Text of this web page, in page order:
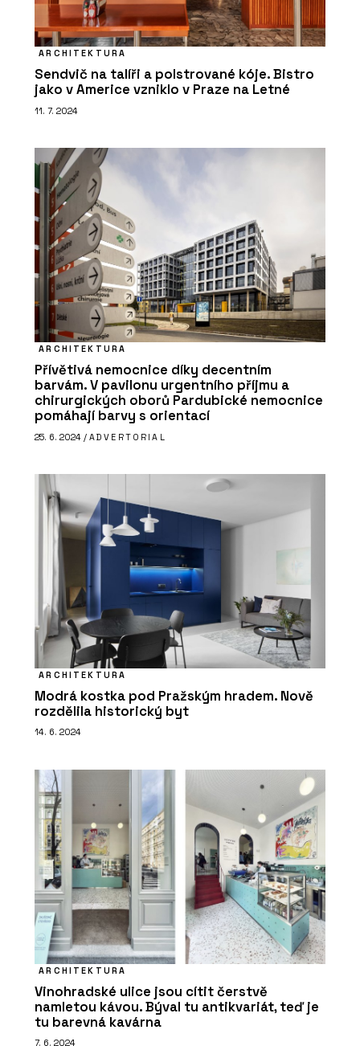
ARCHITEKTURA
Sendvič na talíři a polstrované kóje. Bistro
jako v Americe vzniklo v Praze na Letné
11. 7. 2024
ARCHITEKTURA
Přívětivá nemocnice díky decentním
barvám. V pavilonu urgentního příjmu a
chirurgických oborů Pardubické nemocnice
pomáhají barvy s orientací
25. 6. 2024 / ADVERTORIAL
ARCHITEKTURA
Modrá kostka pod Pražským hradem. Nově
rozdělila historický byt
14. 6. 2024
ARCHITEKTURA
Vinohradské ulice jsou cítit čerstvě
namletou kávou. Býval tu antikvariát, teď je
tu barevná kavárna
7. 6. 2024